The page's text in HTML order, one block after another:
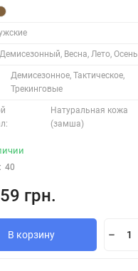
Демисезонный, Весна, Лето, Осень
Демисезонное, Тактическое,
Трекинговые
Натуральная кожа
(замша)
40
грн.
В корзину